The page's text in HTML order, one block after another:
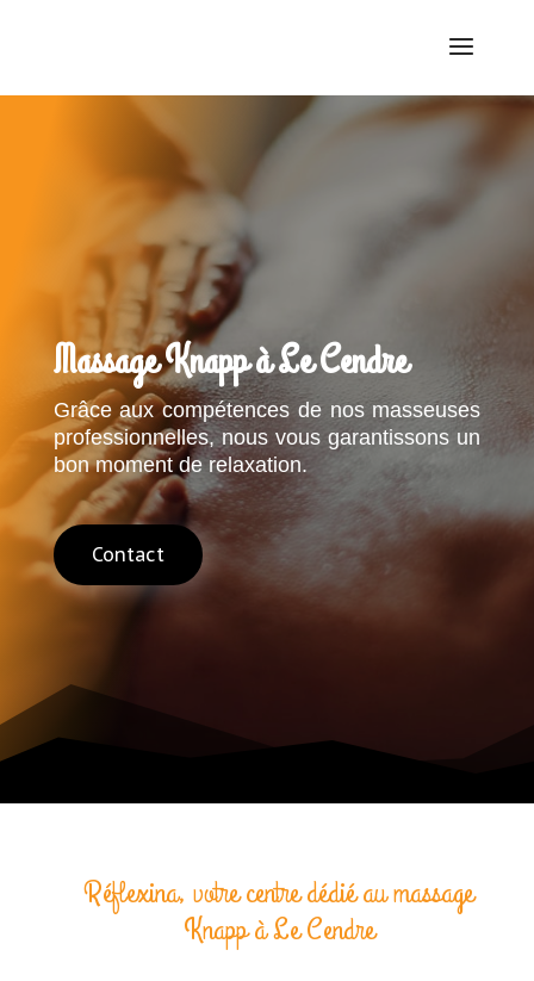
Massage Knapp à Le Cendre
Grâce aux compétences de nos masseuses
professionnelles, nous vous garantissons un
bon moment de relaxation.
Contact
Réflexina, votre centre dédié au massage
Knapp à Le Cendre